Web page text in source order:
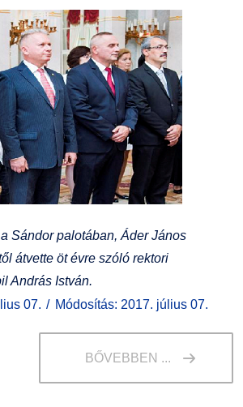
Sándor palotában, Áder János
átvette öt évre szóló rektori
András István.
07.
Módosítás: 2017. július 07.
BŐVEBBEN ...